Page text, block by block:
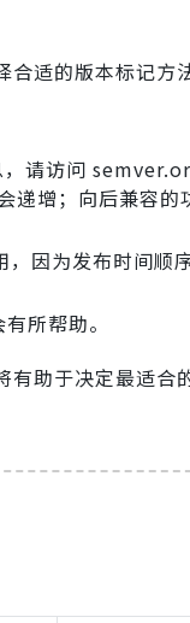
适的版本标记方法
请访问
递增；向后兼容的
，因为发布时间顺
所帮助。
助于决定最适合